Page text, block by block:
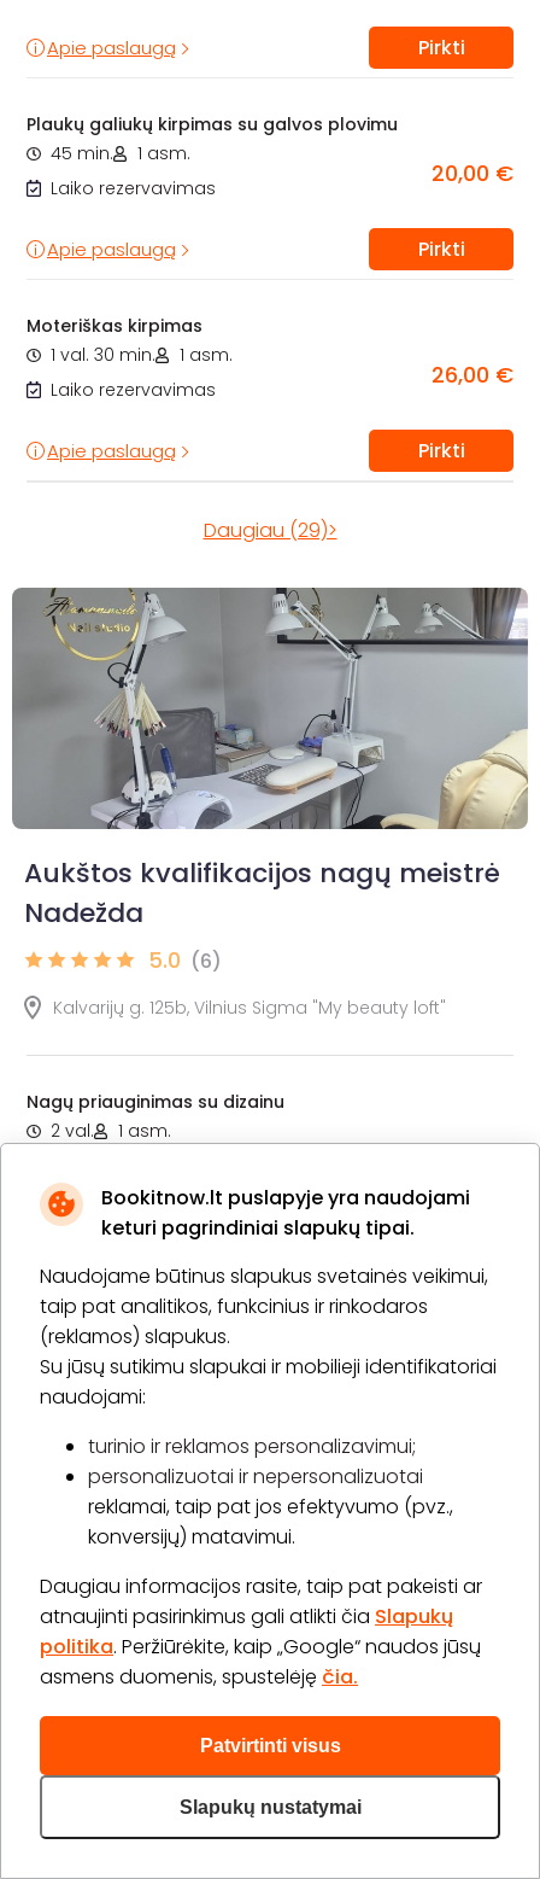
Bookitnow.lt puslapyje yra naudojami
keturi pagrindiniai slapukų tipai.
Naudojame būtinus slapukus svetainės veikimui,
taip pat analitikos, funkcinius ir rinkodaros
(reklamos) slapukus.
Su jūsų sutikimu slapukai ir mobilieji identifikatoriai
naudojami:
turinio ir reklamos personalizavimui;
personalizuotai ir nepersonalizuotai
reklamai, taip pat jos efektyvumo (pvz.,
konversijų) matavimui.
Daugiau informacijos rasite, taip pat pakeisti ar
atnaujinti pasirinkimus gali atlikti čia Slapukų
politika. Peržiūrėkite, kaip „Google“ naudos jūsų
asmens duomenis, spustelėję čia.
Patvirtinti visus
Slapukų nustatymai
Apie paslaugą Pirkti
Plaukų galiukų kirpimas su galvos plovimu
45 min.
1 asm.
Laiko rezervavimas
20,00 €
Apie paslaugą Pirkti
Moteriškas kirpimas
1 val. 30 min.
1 asm.
Laiko rezervavimas
26,00 €
Apie paslaugą Pirkti
Daugiau (29)>
Aukštos kvalifikacijos nagų meistrė
Nadežda
5.0 (6)
Kalvarijų g. 125b, Vilnius Sigma "My beauty loft"
Nagų priauginimas su dizainu
2 val.
1 asm.
55,00 €
Apie paslaugą
Priaugintų nagų korekcija be dizaino
1 val. 30 min.
1 asm.
Laiko rezervavimas
40,00 €
Nagų priauginimas be dizaino
1 val. 30 min.
1 asm.
Apie paslaugą Pirkti
Daugiau (6)>